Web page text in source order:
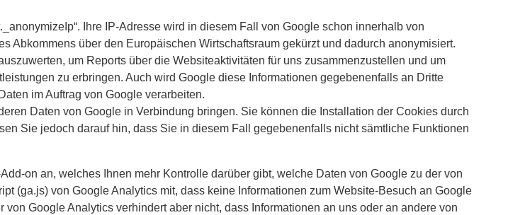
Ihre IP-Adresse wird in diesem Fall von Google schon innerhalb von
Abkommens über den Europäischen Wirtschaftsraum gekürzt und dadurch anonymisiert.
um Reports über die Websiteaktivitäten für uns zusammenzustellen und um
zu erbringen. Auch wird Google diese Informationen gegebenenfalls an Dritte
im Auftrag von Google verarbeiten.
Daten von Google in Verbindung bringen. Sie können die Installation der Cookies durch
Sie jedoch darauf hin, dass Sie in diesem Fall gegebenenfalls nicht sämtliche Funktionen
on an, welches Ihnen mehr Kontrolle darüber gibt, welche Daten von Google zu der von
(ga.js) von Google Analytics mit, dass keine Informationen zum Website-Besuch an Google
Google Analytics verhindert aber nicht, dass Informationen an uns oder an andere von